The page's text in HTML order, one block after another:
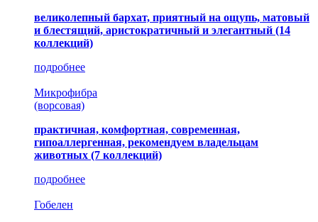
великолепный бархат, приятный на ощупь, матовый
и блестящий, аристократичный и элегантный (14
коллекций)
подробнее
Микрофибра
(ворсовая)
практичная, комфортная, современная,
гипоаллергенная, рекомендуем владельцам
животных (7 коллекций)
подробнее
Гобелен